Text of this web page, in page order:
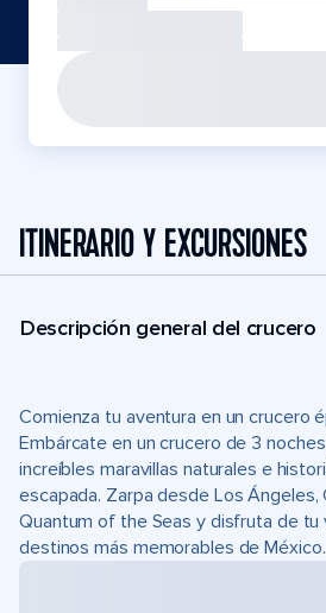
ITINERARIO Y EXCURSIONES
Descripción general del crucero
Comienza tu aventura en un crucero
Embárcate en un crucero de 3
increíbles maravillas naturales e
escapada. Zarpa desde Los Ángeles,
Quantum of the Seas y disfruta de tu
destinos más memorables de México.